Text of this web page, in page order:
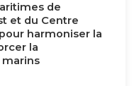
de
et du Centre
harmoniser la
la